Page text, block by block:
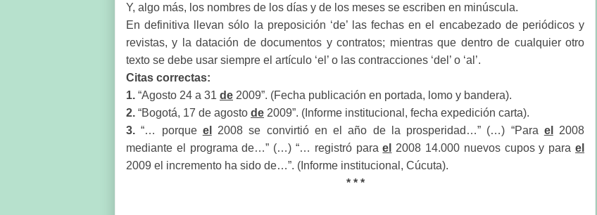
Y, algo más, los nombres de los días y de los meses se escriben en minúscula.
En definitiva llevan sólo la preposición ‘de’ las fechas en el encabezado de periódicos y
revistas, y la datación de documentos y contratos; mientras que dentro de cualquier otro
texto se debe usar siempre el artículo ‘el’ o las contracciones ‘del’ o ‘al’.
Citas correctas:
1. “Agosto 24 a 31 de 2009”. (Fecha publicación en portada, lomo y bandera).
2. “Bogotá, 17 de agosto de 2009”. (Informe institucional, fecha expedición carta).
3.“… porque el 2008 se convirtió en el año de la prosperidad…” (…) “Para el
2008
mediante el programa de…” (…) “… registró parael 2008 14.000 nuevos cupos y parael
2009 el incremento ha sido de…”. (Informe institucional, Cúcuta).
* * *